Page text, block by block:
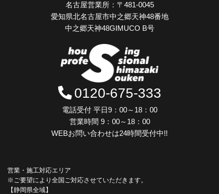
名古屋営業所： 〒481-0045
愛知県北名古屋市中之郷天神48番地
中之郷天神48GIMUCO B号
0120-675-333
電話受付 平日9：00～18：00
営業時間 9：00～18：00
WEBお問い合わせは24時間受付中!!
営業・施工対応エリア
※ご要望により全国ご対応させていただきます。
【静岡県全域】